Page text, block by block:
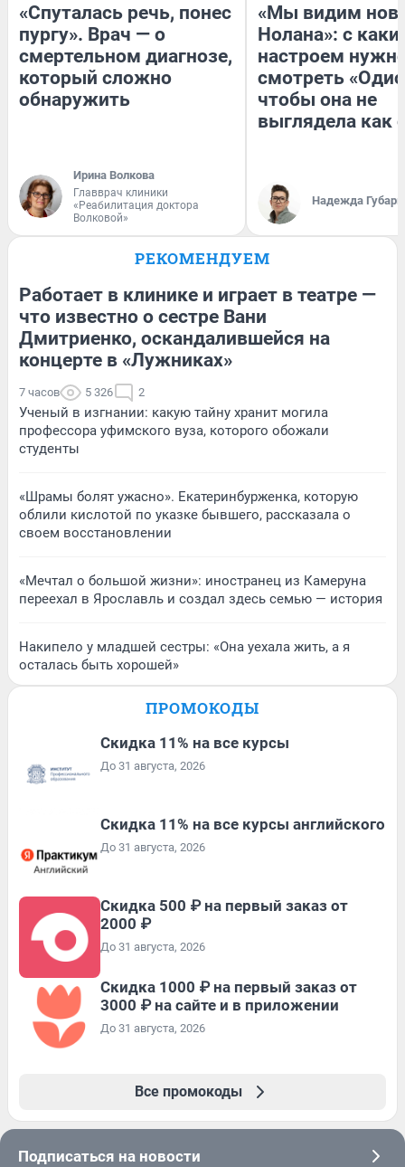
«Спуталась речь, понес
пургу». Врач — о
смертельном диагнозе,
который сложно
обнаружить
Ирина Волкова
Главврач клиники
«Реабилитация доктора
Волковой»
«Мы видим
Нолана»: с
настроем
смотреть
чтобы она не
выглядела как
Надежда Губарь
РЕКОМЕНДУЕМ
Работает в клинике и играет в театре —
что известно о сестре Вани
Дмитриенко, оскандалившейся на
концерте в «Лужниках»
7 часов 5 326 2
Ученый в изгнании: какую тайну хранит могила
профессора уфимского вуза, которого обожали
студенты
«Шрамы болят ужасно». Екатеринбурженка, которую
облили кислотой по указке бывшего, рассказала о
своем восстановлении
«Мечтал о большой жизни»: иностранец из Камеруна
переехал в Ярославль и создал здесь семью — история
Накипело у младшей сестры: «Она уехала жить, а я
осталась быть хорошей»
ПРОМОКОДЫ
Скидка 11% на все курсы
До 31 августа, 2026
Скидка 11% на все курсы английского
До 31 августа, 2026
Скидка 500 ₽ на первый заказ от
2000 ₽
До 31 августа, 2026
Скидка 1000 ₽ на первый заказ от
3000 ₽ на сайте и в приложении
До 31 августа, 2026
Все промокоды
Подписаться на новости